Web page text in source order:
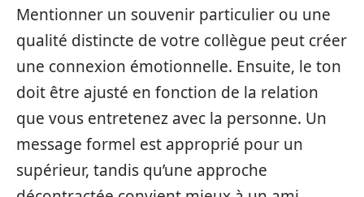
Mentionner un souvenir particulier ou une
qualité distincte de votre collègue peut créer
une connexion émotionnelle. Ensuite, le ton
doit être ajusté en fonction de la relation
que vous entretenez avec la personne. Un
message formel est approprié pour un
supérieur, tandis qu’une approche